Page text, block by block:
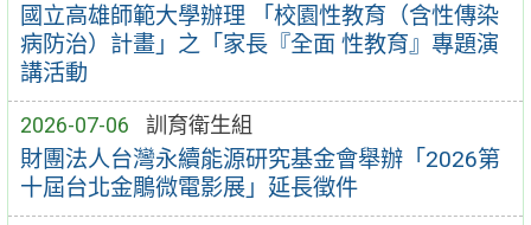
國立高雄師範大學辦理 「校園性教育（含性傳染
病防治）計畫」之「家長『全面 性教育』專題演
講活動
2026-07-06 訓育衛生組
財團法人台灣永續能源研究基金會舉辦「2026第
十屆台北金鵰微電影展」延長徵件